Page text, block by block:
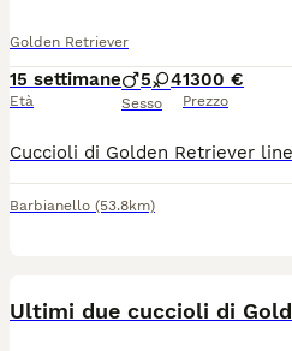
Golden Retriever
15 settimane
Età
5 4
Sesso
1300 €
Prezzo
Barbianello (53.8km)
Ultimi due cuccioli di